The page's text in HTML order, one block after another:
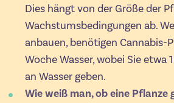
Dies hängt von der Größe der
Wachstumsbedingungen ab.
anbauen, benötigen Cannabis-
Woche Wasser, wobei Sie etwa
an Wasser geben.
Wie weiß man, ob eine Pflanze